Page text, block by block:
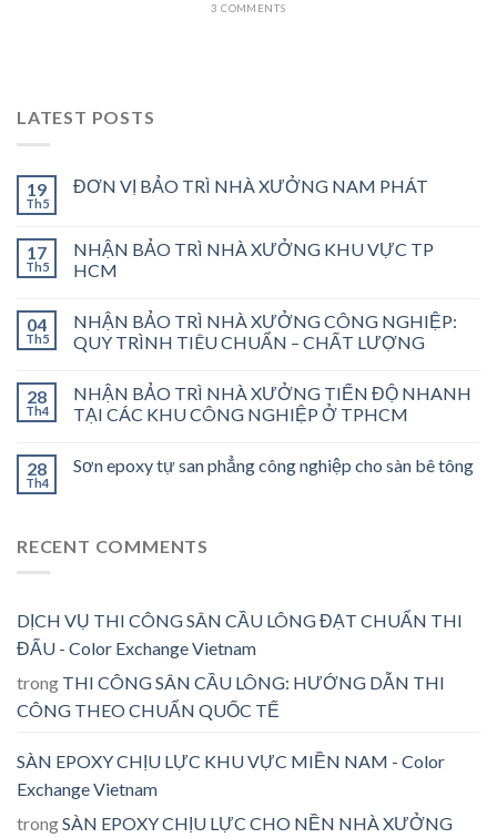
3 COMMENTS
LATEST POSTS
19
Th5
ĐƠN VỊ BẢO TRÌ NHÀ XƯỞNG NAM PHÁT
17
Th5
NHẬN BẢO TRÌ NHÀ XƯỞNG KHU VỰC TP
HCM
04
Th5
NHẬN BẢO TRÌ NHÀ XƯỞNG CÔNG NGHIỆP:
QUY TRÌNH TIÊU CHUẨN – CHẤT LƯỢNG
28
Th4
NHẬN BẢO TRÌ NHÀ XƯỞNG TIẾN ĐỘ NHANH
TẠI CÁC KHU CÔNG NGHIỆP Ở TPHCM
28
Th4
Sơn epoxy tự san phẳng công nghiệp cho sàn bê tông
RECENT COMMENTS
DỊCH VỤ THI CÔNG SÂN CẦU LÔNG ĐẠT CHUẨN THI
ĐẤU - Color Exchange Vietnam
trong THI CÔNG SÂN CẦU LÔNG: HƯỚNG DẪN THI
CÔNG THEO CHUẨN QUỐC TẾ
SÀN EPOXY CHỊU LỰC KHU VỰC MIỀN NAM - Color
Exchange Vietnam
trongSÀN EPOXY CHỊU LỰC CHO NỀN NHÀ XƯỞNG